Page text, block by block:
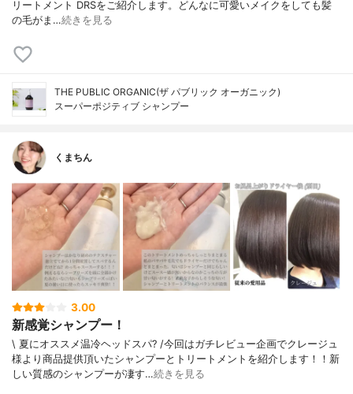
リートメント DRSをご紹介します。どんなに可愛いメイクをしても髪
の毛がま…続きを見る
THE PUBLIC ORGANIC(ザ パブリック オーガニック)
スーパーポジティブ シャンプー
くまちん
3.00
新感覚シャンプー！
\ 夏にオススメ温冷ヘッドスパ? /今回はガチレビュー企画でクレージュ
様より商品提供頂いたシャンプーとトリートメントを紹介します！！新
しい質感のシャンプーが凄す…続きを見る